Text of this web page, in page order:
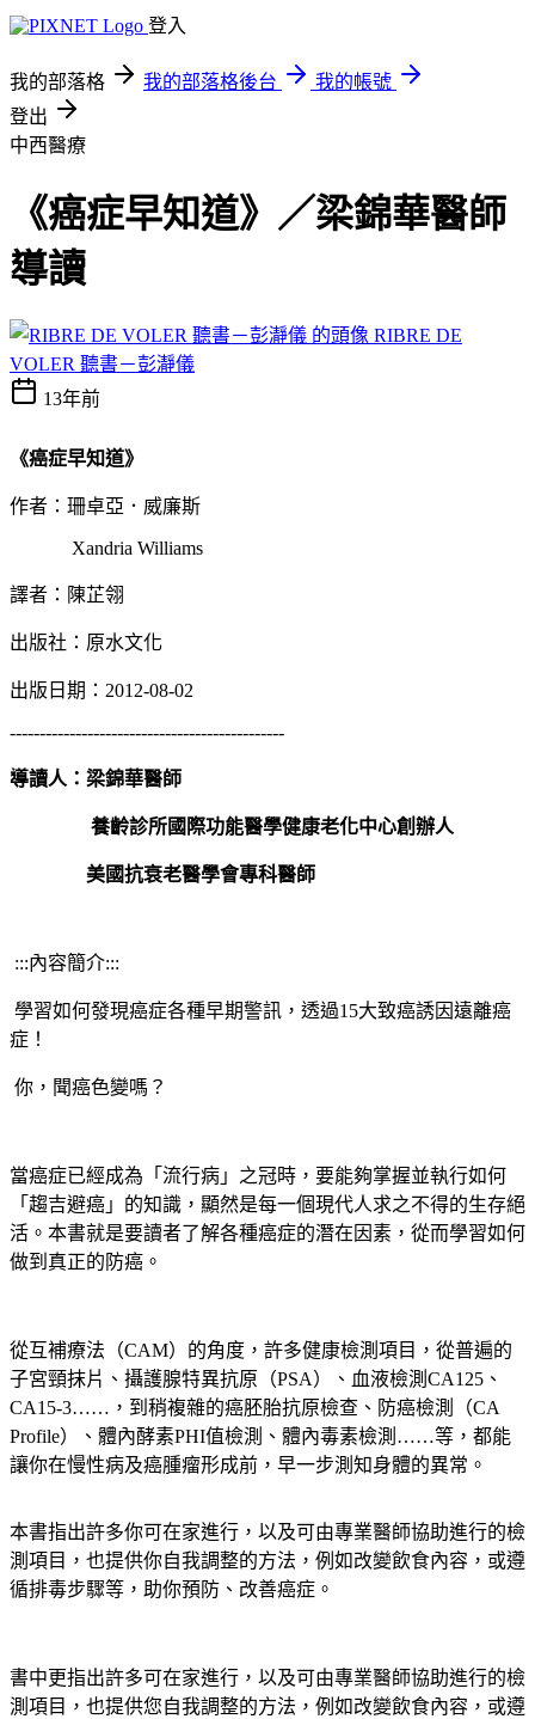
登入
我的部落格 我的部落格後台
我的帳號
登出
中西醫療
《癌症早知道》／梁錦華醫師
導讀
RIBRE DE
VOLER 聽書－彭瀞儀
13年前
《癌症早知道》
作者：珊卓亞．威廉斯
Xandria Williams
譯者：陳芷翎
出版社：原水文化
出版日期：2012-08-02
----------------------------------------------
導讀人： 梁錦華醫師
養齡診所國際功能醫學健康老化中心創辦人
美國抗衰老醫學會專科醫師
:::內容簡介:::
學習如何發現癌症各種早期警訊，透過15大致癌誘因遠離癌
症！
你，聞癌色變嗎？
當癌症已經成為「流行病」之冠時，要能夠掌握並執行如何
「趨吉避癌」的知識，顯然是每一個現代人求之不得的生存絕
活。本書就是要讀者了解各種癌症的潛在因素，從而學習如何
做到真正的防癌。
從互補療法（CAM）的角度，許多健康檢測項目，從普遍的
子宮頸抹片、攝護腺特異抗原（PSA）、血液檢測CA125、
CA15-3……，到稍複雜的癌胚胎抗原檢查、防癌檢測（CA
Profile）、體內酵素PHI值檢測、體內毒素檢測……等，都能
讓你在慢性病及癌腫瘤形成前，早一步測知身體的異常。
本書指出許多你可在家進行，以及可由專業醫師協助進行的檢
測項目，也提供你自我調整的方法，例如改變飲食內容，或遵
循排毒步驟等，助你預防、改善癌症。
書中更指出許多可在家進行，以及可由專業醫師協助進行的檢
測項目，也提供您自我調整的方法，例如改變飲食內容，或遵